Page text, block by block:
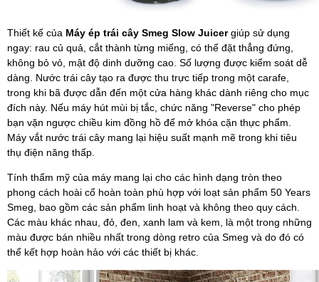
Thiết kế của Máy ép trái cây Smeg Slow Juicergiúp sử dụng
ngay: rau củ quả, cắt thành từng miếng, có thể đặt thẳng đứng,
không bỏ vỏ, mật độ dinh dưỡng cao. Số lượng được kiểm soát dễ
dàng. Nước trái cây tạo ra được thu trực tiếp trong một carafe,
trong khi bã được dẫn đến một cửa hàng khác dành riêng cho mục
đích này. Nếu máy hút mùi bị tắc, chức năng "Reverse" cho phép
bạn vặn ngược chiều kim đồng hồ để mở khóa cặn thực phẩm.
Máy vắt nước trái cây mang lại hiệu suất mạnh mẽ trong khi tiêu
thụ điện năng thấp.
Tính thẩm mỹ của máy mang lại cho các hình dạng tròn theo
phong cách hoài cổ hoàn toàn phù hợp với loạt sản phẩm 50 Years
Smeg, bao gồm các sản phẩm linh hoạt và không theo quy cách.
Các màu khác nhau, đỏ, đen, xanh lam và kem, là một trong những
màu được bán nhiều nhất trong dòng retro của Smeg và do đó có
thể kết hợp hoàn hảo với các thiết bị khác.